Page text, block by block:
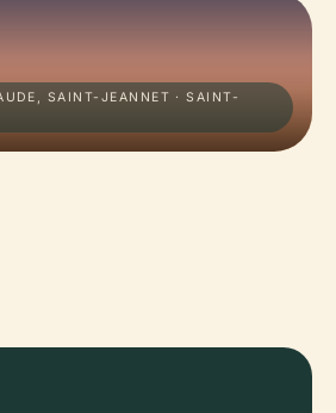
SAINT-JEANNET · SAINT-